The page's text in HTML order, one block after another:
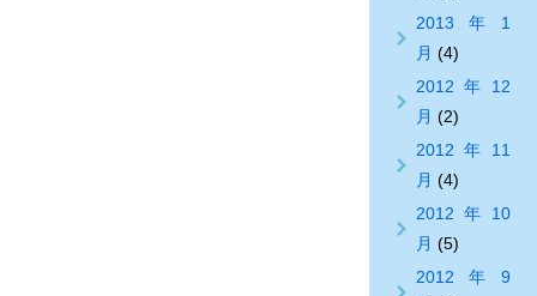
2013年1
月 (4)
2012年12
月 (2)
2012年11
月 (4)
2012年10
月 (5)
2012年9